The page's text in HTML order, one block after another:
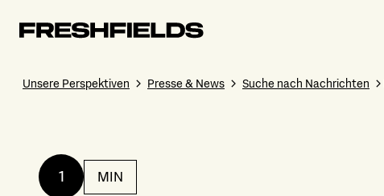
Unsere Perspektiven Presse & News Suche nach Nachrichten
1 MIN